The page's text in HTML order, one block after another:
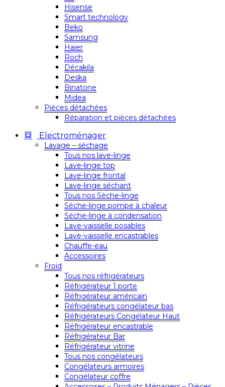
Hisense
Smart technology
Beko
Samsung
Haier
Roch
Décakila
Deska
Binatone
Midea
Pièces détachées
Réparation et pièces détachées
Electroménager
Lavage – séchage
Tous nos lave-linge
Lave-linge top
Lave-linge frontal
Lave-linge séchant
Tous nos Sèche-linge
Sèche-linge pompe à chaleur
Sèche-linge à condensation
Lave-vaisselle posables
Lave-vaisselle encastrables
Chauffe-eau
Accessoires
Froid
Tous nos réfrigérateurs
Réfrigérateur 1 porte
Réfrigérateur américain
Réfrigérateurs congélateur bas
Réfrigérateurs Congélateur Haut
Réfrigérateur encastrable
Réfrigérateur Bar
Réfrigérateur vitrine
Tous nos congélateurs
Congélateurs armoires
Congélateur coffre